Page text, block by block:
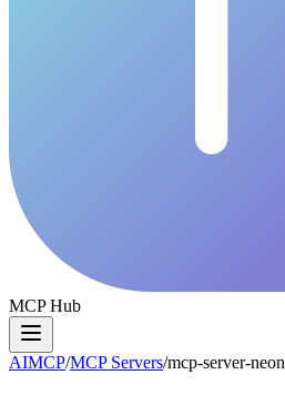
MCP Hub
AIMCP/MCP Servers/mcp-server-neon